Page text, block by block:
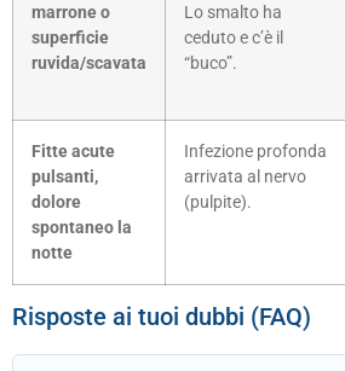
marrone o
superficie
ruvida/scavata
Lo smalto ha
ceduto e c’è il
“buco”.
Fitte acute
pulsanti,
dolore
spontaneo la
notte
Infezione profonda
arrivata al nervo
(pulpite).
Risposte ai tuoi dubbi (FAQ)